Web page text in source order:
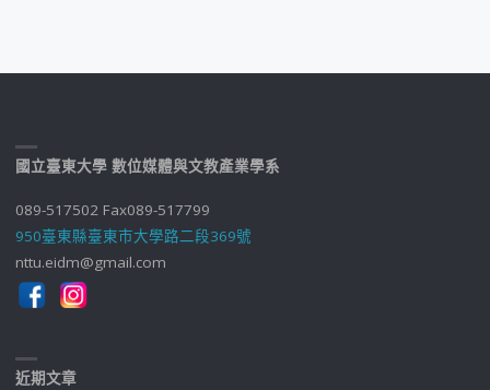
國立臺東大學 數位媒體與文教產業學系
089-517502 Fax089-517799
950臺東縣臺東市大學路二段369號
nttu.eidm@gmail.com
近期文章